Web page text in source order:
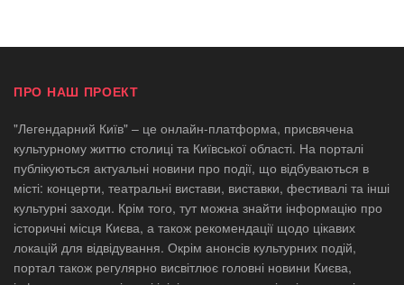
ПРО НАШ ПРОЕКТ
"Легендарний Київ" – це онлайн-платформа, присвячена
культурному життю столиці та Київської області. На порталі
публікуються актуальні новини про події, що відбуваються в
місті: концерти, театральні вистави, виставки, фестивалі та інші
культурні заходи. Крім того, тут можна знайти інформацію про
історичні місця Києва, а також рекомендації щодо цікавих
локацій для відвідування. Окрім анонсів культурних подій,
портал також регулярно висвітлює головні новини Києва,